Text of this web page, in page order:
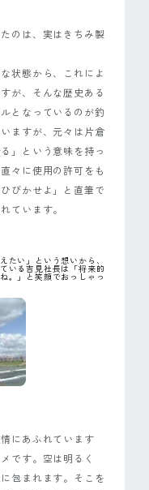
のは、実はきちみ製
状態から、これによ
が、そんな歴史ある
となっているのが釣
ますが、元々は片倉
」という意味を持っ
々に使用の許可をも
びかせよ」と直筆で
ています。
たい」という想いから、
いる吉見社長は「将来的
。」と笑顔でおっしゃっ
にあふれています
です。空は明るく
包まれます。そこを